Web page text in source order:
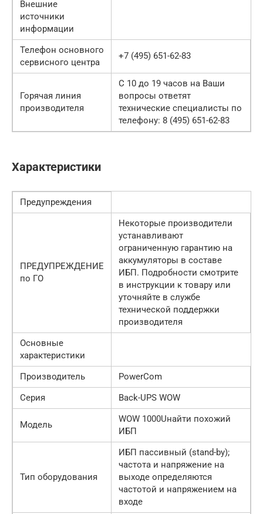
Внешние
источники
информации
Телефон основного
сервисного центра
+7 (495) 651-62-83
Горячая линия
производителя
С 10 до 19 часов на Ваши
вопросы ответят
технические специалисты по
телефону: 8 (495) 651-62-83
Характеристики
Предупреждения
ПРЕДУПРЕЖДЕНИЕ
по ГО
Некоторые производители
устанавливают
ограниченную гарантию на
аккумуляторы в составе
ИБП. Подробности смотрите
в инструкции к товару или
уточняйте в службе
технической поддержки
производителя
Основные
характеристики
Производитель
PowerCom
Серия
Back-UPS WOW
Модель
WOW 1000Uнайти похожий
ИБП
Тип оборудования
ИБП пассивный (stand-by);
частота и напряжение на
выходе определяются
частотой и напряжением на
входе